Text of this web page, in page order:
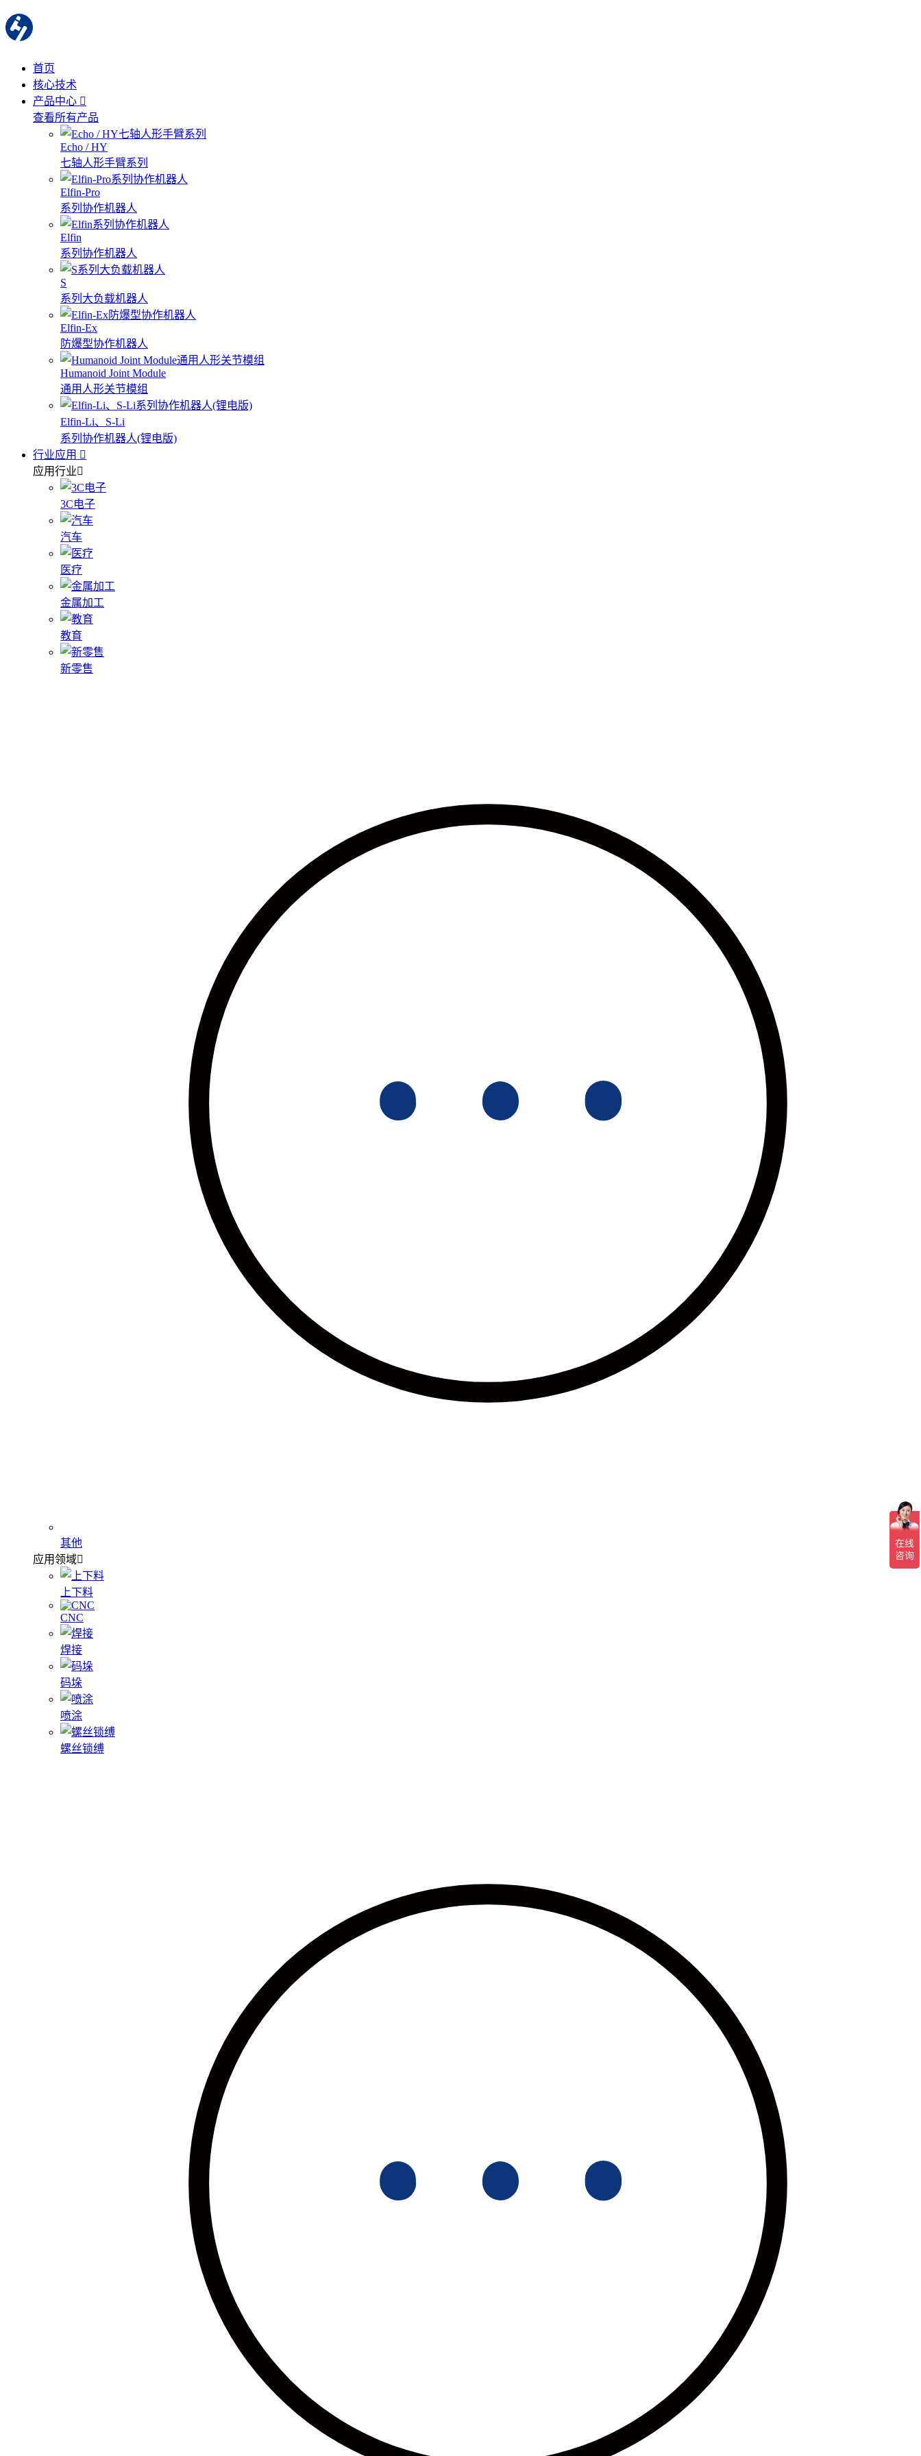
首页
核心技术
产品中心
查看所有产品
Echo / HY
七轴人形手臂系列
Elfin-Pro
系列协作机器人
Elfin
系列协作机器人
S
系列大负载机器人
Elfin-Ex
防爆型协作机器人
Humanoid Joint Module
通用人形关节模组
Elfin-Li、S-Li
系列协作机器人(锂电版)
行业应用
应用行业
3C电子
汽车
医疗
金属加工
教育
新零售
其他
应用领域
上下料
CNC
焊接
码垛
喷涂
螺丝锁缚